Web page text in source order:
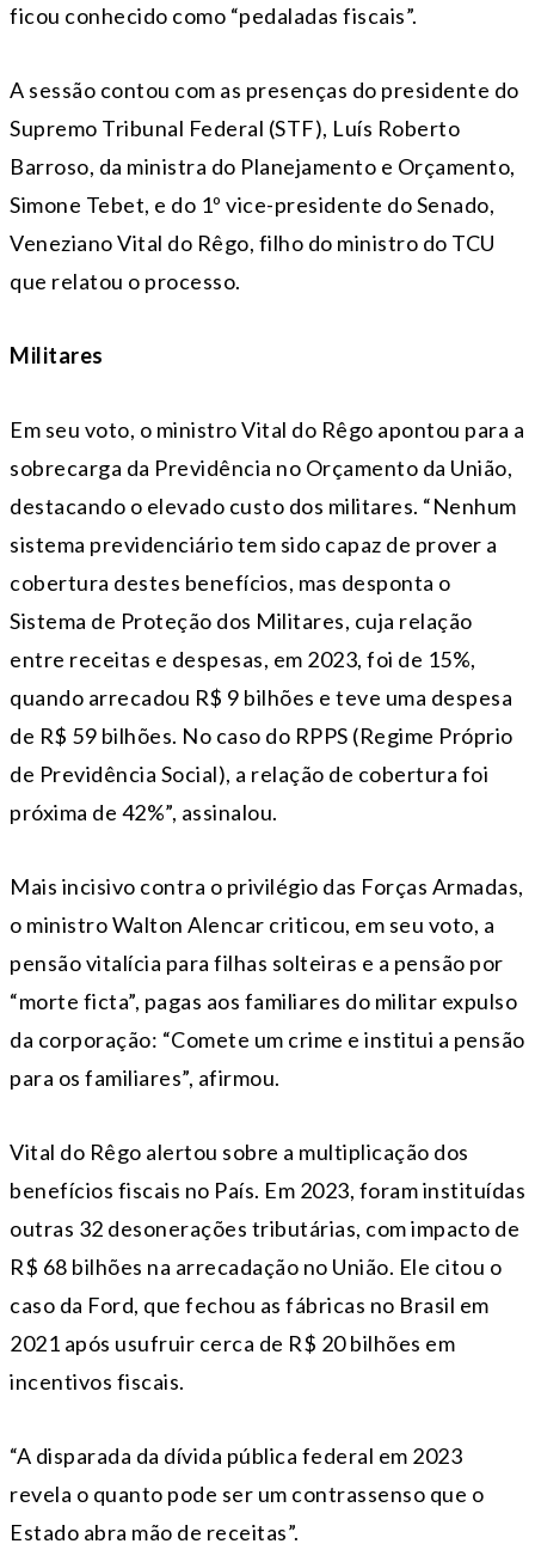
ficou conhecido como “pedaladas fiscais”.
A sessão contou com as presenças do presidente do
Supremo Tribunal Federal (STF), Luís Roberto
Barroso, da ministra do Planejamento e Orçamento,
Simone Tebet, e do 1º vice-presidente do Senado,
Veneziano Vital do Rêgo, filho do ministro do TCU
que relatou o processo.
Militares
Em seu voto, o ministro Vital do Rêgo apontou para a
sobrecarga da Previdência no Orçamento da União,
destacando o elevado custo dos militares. “Nenhum
sistema previdenciário tem sido capaz de prover a
cobertura destes benefícios, mas desponta o
Sistema de Proteção dos Militares, cuja relação
entre receitas e despesas, em 2023, foi de 15%,
quando arrecadou R$ 9 bilhões e teve uma despesa
de R$ 59 bilhões. No caso do RPPS (Regime Próprio
de Previdência Social), a relação de cobertura foi
próxima de 42%”, assinalou.
Mais incisivo contra o privilégio das Forças Armadas,
o ministro Walton Alencar criticou, em seu voto, a
pensão vitalícia para filhas solteiras e a pensão por
“morte ficta”, pagas aos familiares do militar expulso
da corporação: “Comete um crime e institui a pensão
para os familiares”, afirmou.
Vital do Rêgo alertou sobre a multiplicação dos
benefícios fiscais no País. Em 2023, foram instituídas
outras 32 desonerações tributárias, com impacto de
R$ 68 bilhões na arrecadação no União. Ele citou o
caso da Ford, que fechou as fábricas no Brasil em
2021 após usufruir cerca de R$ 20 bilhões em
incentivos fiscais.
“A disparada da dívida pública federal em 2023
revela o quanto pode ser um contrassenso que o
Estado abra mão de receitas”.